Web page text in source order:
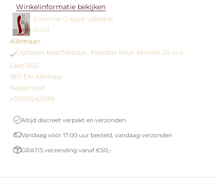
Winkelinformatie bekijken
Slimline G-spot vibrator
Rood
Alkmaar
Ophalen beschikbaar, Meestal klaar binnen 24 uur
Laat 202
1811 EN Alkmaar
Nederland
+31651942199
Altijd discreet verpakt en verzonden
Vandaag vóór 17:00 uur besteld, vandaag verzonden
GRATIS verzending vanaf €50,-